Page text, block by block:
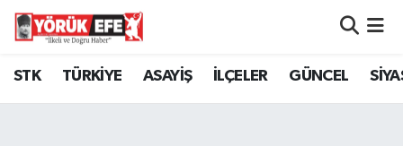
STK TÜRKİYE ASAYİŞ İLÇELER GÜNCEL
Aydın Nöbetçi Eczaneler